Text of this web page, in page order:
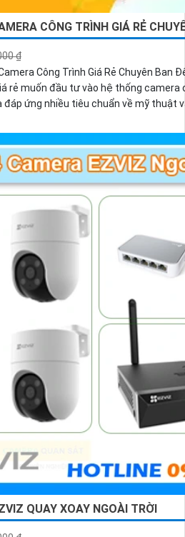
CÔNG TRÌNH GIÁ RẺ
₫
Công Trình Giá Rẻ Chuyên Ban
đầu tư vào hệ thống camera chất
đáp ứng nhiều tiêu chuẩn về mỹ thuật
QUAY XOAY NGOÀI TRỜI